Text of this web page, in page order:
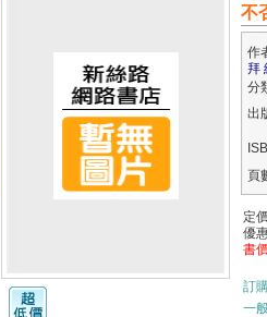
不
作
拜
分
出
頁
定
優
書
訂
一